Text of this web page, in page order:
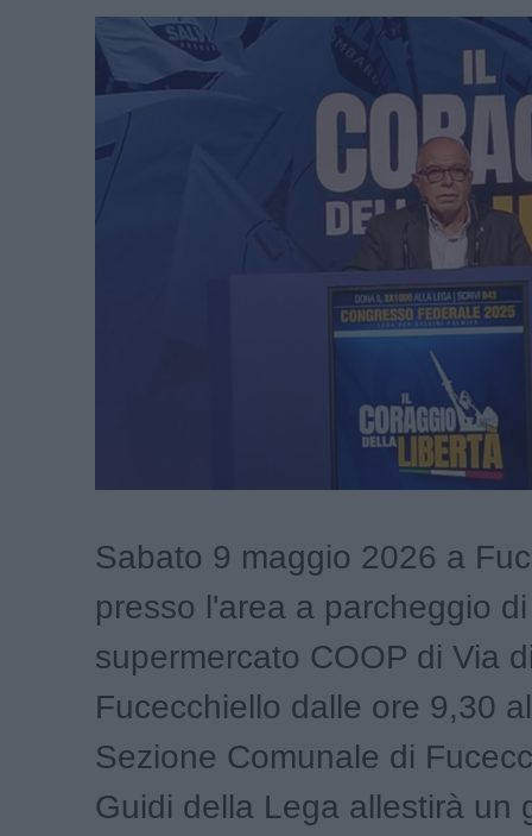
Sabato 9 maggio 2026 a
presso l'area a parcheggio
supermercato COOP di Via
Fucecchiello dalle ore 9,30
Sezione Comunale di
Guidi della Lega allestirà un